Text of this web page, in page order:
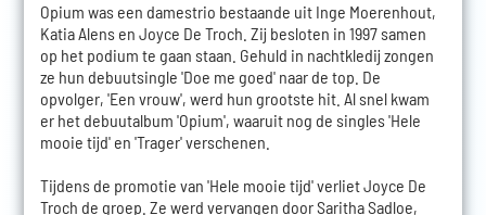
Opium was een damestrio bestaande uit Inge Moerenhout,
Katia Alens en Joyce De Troch. Zij besloten in 1997 samen
op het podium te gaan staan. Gehuld in nachtkledij zongen
ze hun debuutsingle 'Doe me goed' naar de top. De
opvolger, 'Een vrouw', werd hun grootste hit. Al snel kwam
er het debuutalbum 'Opium', waaruit nog de singles 'Hele
mooie tijd' en 'Trager' verschenen.
Tijdens de promotie van 'Hele mooie tijd' verliet Joyce De
Troch de groep. Ze werd vervangen door Saritha Sadloe,